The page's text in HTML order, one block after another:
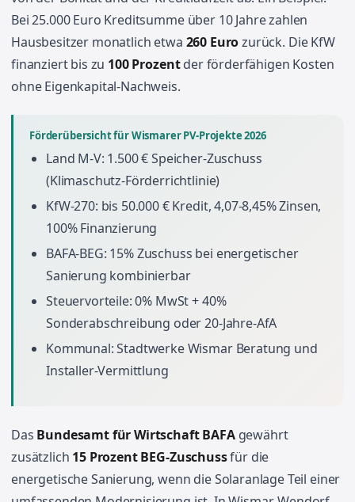
Bei 25.000 Euro Kreditsumme über 10 Jahre zahlen
Hausbesitzer monatlich etwa 260 Eurozurück. Die KfW
finanziert bis zu 100 Prozentder förderfähigen Kosten
ohne Eigenkapital-Nachweis.
Förderübersicht für Wismarer PV-Projekte 2026
Land M-V: 1.500 € Speicher-Zuschuss
(Klimaschutz-Förderrichtlinie)
KfW-270: bis 50.000 € Kredit, 4,07-8,45% Zinsen,
100% Finanzierung
BAFA-BEG: 15% Zuschuss bei energetischer
Sanierung kombinierbar
Steuervorteile: 0% MwSt + 40%
Sonderabschreibung oder 20-Jahre-AfA
Kommunal: Stadtwerke Wismar Beratung und
Installer-Vermittlung
Das Bundesamt für Wirtschaft BAFAgewährt
zusätzlich 15 Prozent BEG-Zuschussfür die
energetische Sanierung, wenn die Solaranlage Teil einer